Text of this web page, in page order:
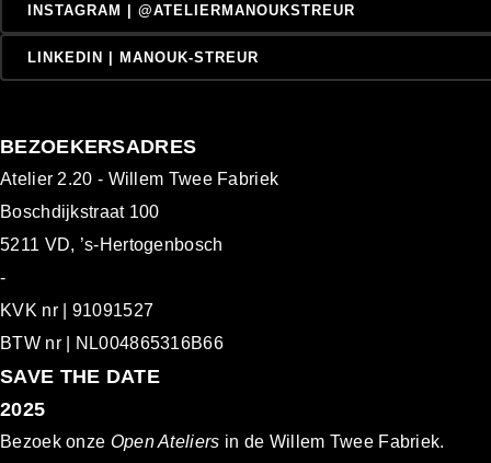
INSTAGRAM | @ATELIERMANOUKSTREUR
LINKEDIN | MANOUK-STREUR
BEZOEKERSADRES
Atelier 2.20 - Willem Twee Fabriek
Boschdijkstraat 100
5211 VD, ’s-Hertogenbosch
-
KVK nr | 91091527
BTW nr | NL004865316B66
SAVE THE DATE
2025
Bezoek onze Open Ateliers in de Willem Twee Fabriek.